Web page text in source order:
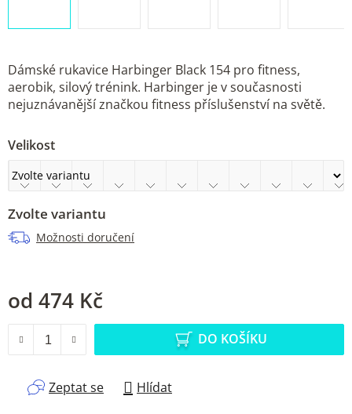
Dámské rukavice Harbinger Black 154 pro fitness,
aerobik, silový trénink. Harbinger je v současnosti
nejuznávanější značkou fitness příslušenství na světě.
Velikost
Zvolte variantu
Možnosti doručení
od 474 Kč
DO KOŠÍKU
Zeptat se Hlídat